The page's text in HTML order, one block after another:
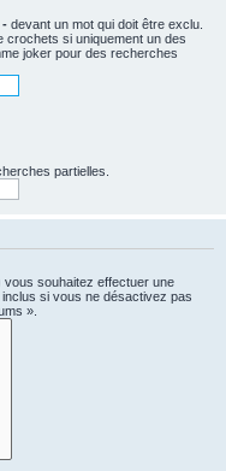
- devant un mot qui doit être exclu.
crochets si uniquement un des
joker pour des recherches
partielles.
souhaitez effectuer une
si vous ne désactivez pas
».